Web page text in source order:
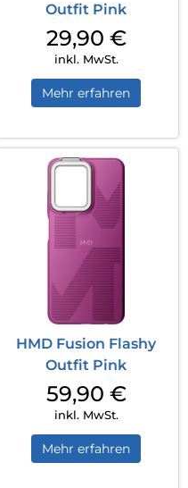
Outfit Pink
29,90 €
inkl. MwSt.
Mehr erfahren
HMD Fusion Flashy
Outfit Pink
59,90 €
inkl. MwSt.
Mehr erfahren